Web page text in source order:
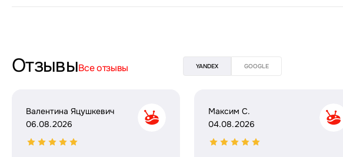
ОтзывыВсе отзывы YANDEX GOOGLE
Валентина Яцушкевич
06.08.2026
Максим С.
04.08.2026